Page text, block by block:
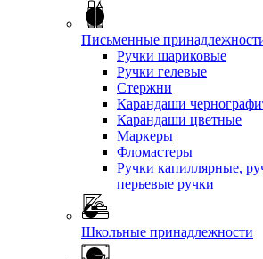
Письменные
Ручки шариковые
Ручки гелевые
Стержни
Карандаши
Карандаши цветные
Маркеры
Фломастеры
Ручки капиллярные,
перьевые ручки
Школьные принадлежности